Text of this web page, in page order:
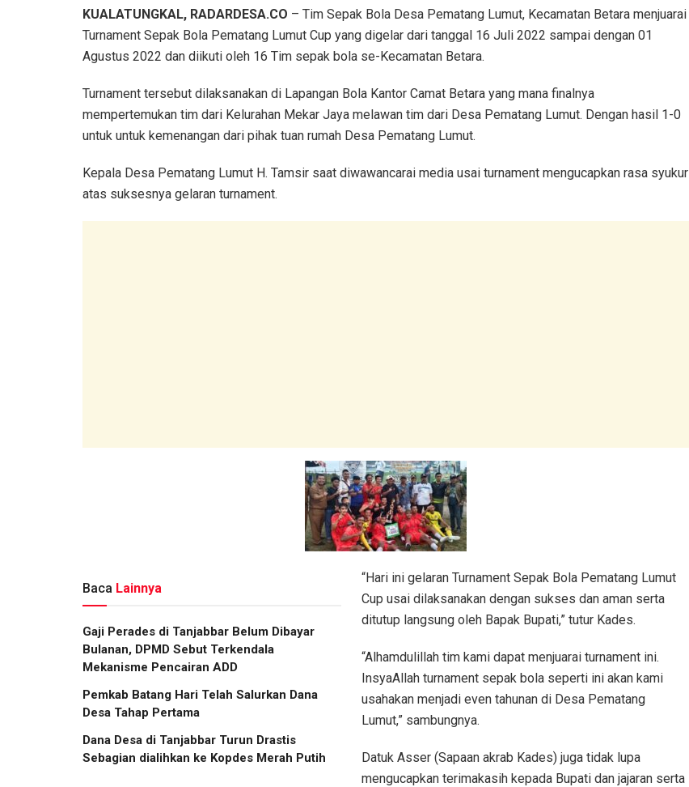
KUALATUNGKAL, RADARDESA.CO – Tim Sepak Bola Desa Pematang Lumut, Kecamatan Betara menjuarai
Turnament Sepak Bola Pematang Lumut Cup yang digelar dari tanggal 16 Juli 2022 sampai dengan 01
Agustus 2022 dan diikuti oleh 16 Tim sepak bola se-Kecamatan Betara.
Turnament tersebut dilaksanakan di Lapangan Bola Kantor Camat Betara yang mana finalnya
mempertemukan tim dari Kelurahan Mekar Jaya melawan tim dari Desa Pematang Lumut. Dengan hasil 1-0
untuk untuk kemenangan dari pihak tuan rumah Desa Pematang Lumut.
Kepala Desa Pematang Lumut H. Tamsir saat diwawancarai media usai turnament mengucapkan rasa syukur
atas suksesnya gelaran turnament.
Baca Lainnya
Gaji Perades di Tanjabbar Belum Dibayar
Bulanan, DPMD Sebut Terkendala
Mekanisme Pencairan ADD
Pemkab Batang Hari Telah Salurkan Dana
Desa Tahap Pertama
Dana Desa di Tanjabbar Turun Drastis
Sebagian dialihkan ke Kopdes Merah Putih
“Hari ini gelaran Turnament Sepak Bola Pematang Lumut
Cup usai dilaksanakan dengan sukses dan aman serta
ditutup langsung oleh Bapak Bupati,” tutur Kades.
“Alhamdulillah tim kami dapat menjuarai turnament ini.
InsyaAllah turnament sepak bola seperti ini akan kami
usahakan menjadi even tahunan di Desa Pematang
Lumut,” sambungnya.
Datuk Asser (Sapaan akrab Kades) juga tidak lupa
mengucapkan terimakasih kepada Bupati dan jajaran serta